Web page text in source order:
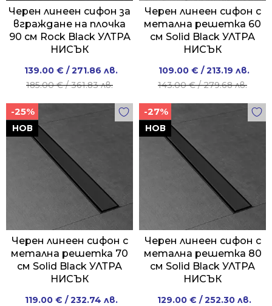
Черен линеен сифон за
вграждане на плочка
90 см Rock Black УЛТРА
НИСЪК
185.00€/ 361.83 лв.
Original
price
139.00 € / 271.86 лв.
Current
price
Черен линеен сифон с
метална решетка 60
см Solid Black УЛТРА
НИСЪК
143.00€/ 279.68 лв.
Original
price
109.00 € / 213.19 лв.
Current
price
НОВ
-25%
Черен линеен сифон с
метална решетка 70
см Solid Black УЛТРА
НИСЪК
Original
119.00 € / 232.74 лв.
Current
НОВ
-27%
Черен линеен сифон с
метална решетка 80
см Solid Black УЛТРА
НИСЪК
Original
129.00 € / 252.30 лв.
Current